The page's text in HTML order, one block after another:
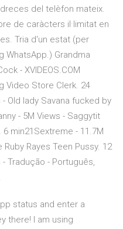
del telèfon mateix.
de caràcters il·limitat en
Tria d'un estat (per
WhatsApp.) Grandma
- XVIDEOS.COM
Video Store Clerk. 24
Old lady Savana fucked by
- 5M Views - Saggytit
min21Sextreme - 11.7M
Rayes Teen Pussy. 12
- Tradução - Português,
status and enter a
there! I am using